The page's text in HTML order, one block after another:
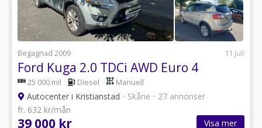
Begagnad 2009 11 juli
Ford Kuga 2.0 TDCi AWD Euro 4
25 000 mil Diesel Manuell
Autocenter i Kristianstad • Skåne • 27 annonser
fr. 632 kr/mån
39 000 kr Visa mer